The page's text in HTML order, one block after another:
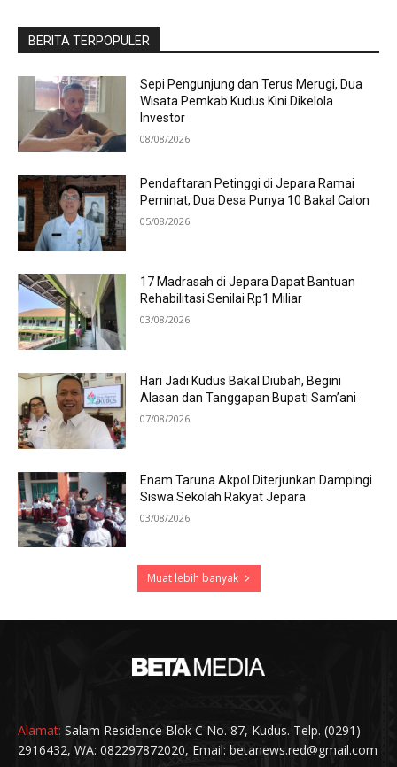
BERITA TERPOPULER
Sepi Pengunjung dan Terus Merugi, Dua
Wisata Pemkab Kudus Kini Dikelola
Investor
08/08/2026
Pendaftaran Petinggi di Jepara Ramai
Peminat, Dua Desa Punya 10 Bakal Calon
05/08/2026
17 Madrasah di Jepara Dapat Bantuan
Rehabilitasi Senilai Rp1 Miliar
03/08/2026
Hari Jadi Kudus Bakal Diubah, Begini
Alasan dan Tanggapan Bupati Sam’ani
07/08/2026
Enam Taruna Akpol Diterjunkan Dampingi
Siswa Sekolah Rakyat Jepara
03/08/2026
Muat lebih banyak
Alamat: Salam Residence Blok C No. 87, Kudus. Telp. (0291)
2916432, WA: 082297872020, Email: betanews.red@gmail.com